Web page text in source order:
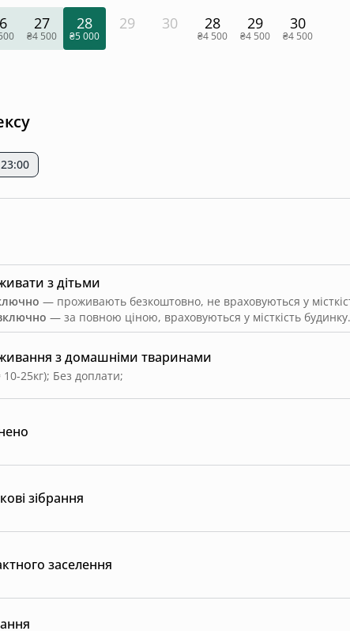
27
₴4 500
28
₴5 000
29 30 28
₴4 500
29
₴4 500
30
₴4 500
з домашніми тваринами
25кг); Без доплати;
з дітьми
— проживають безкоштовно, не враховуються у
— за повною ціною, враховуються у місткість будинку.
зібрання
заселення